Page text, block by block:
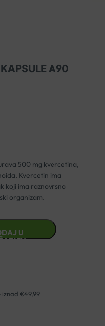
A90
500 mg kvercetina,
Kvercetin ima
koji ima raznovrsno
organizam.
U
iznad €49,99